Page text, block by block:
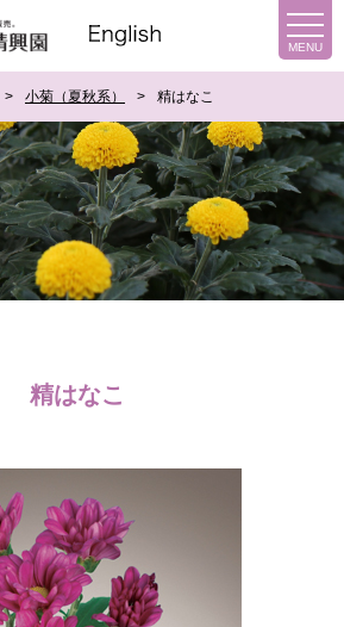
小菊（夏秋系） 精はなこ
精はなこ